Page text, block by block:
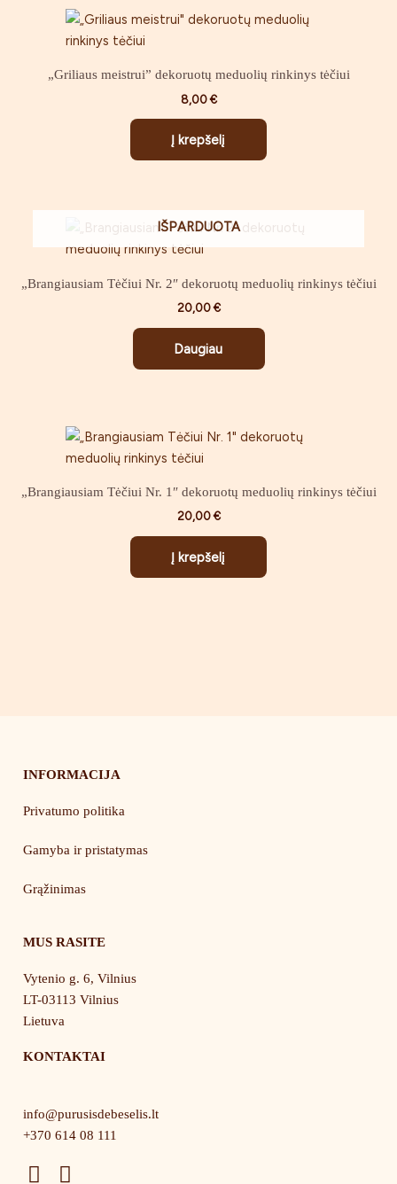
„Griliaus meistrui” dekoruotų meduolių rinkinys tėčiui
8,00€
Į krepšelį
IŠPARDUOTA
„Brangiausiam Tėčiui Nr. 2″ dekoruotų meduolių rinkinys tėčiui
20,00€
Daugiau
„Brangiausiam Tėčiui Nr. 1″ dekoruotų meduolių rinkinys tėčiui
20,00€
Į krepšelį
INFORMACIJA
Privatumo politika
Gamyba ir pristatymas
Grąžinimas
MUS RASITE
Vytenio g. 6, Vilnius
LT-03113 Vilnius
Lietuva
KONTAKTAI
info@purusisdebeselis.lt
+370 614 08 111
F
I